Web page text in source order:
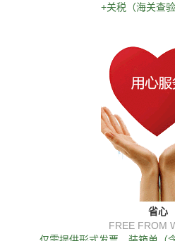
+关税（海关查验
省心
FREE FROM